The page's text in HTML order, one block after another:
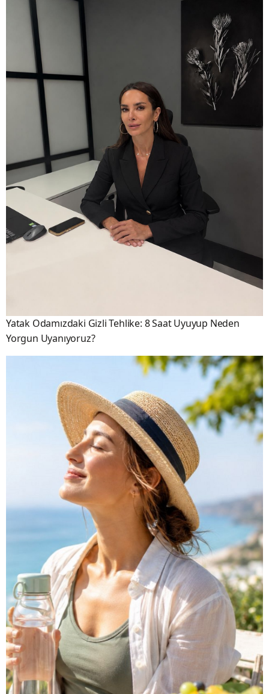
Yatak Odamızdaki Gizli Tehlike: 8 Saat Uyuyup Neden
Yorgun Uyanıyoruz?